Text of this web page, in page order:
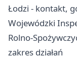
Łodzi - kontakt,
Wojewódzki
Rolno-
zakres działań